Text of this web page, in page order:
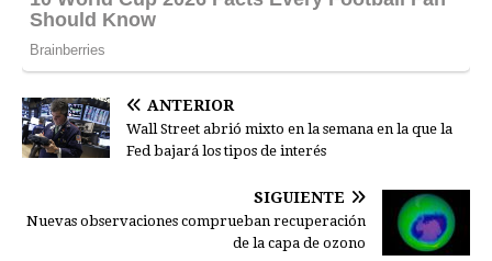
ANTERIOR
Wall Street abrió mixto en la semana en la que la
Fed bajará los tipos de interés
SIGUIENTE
Nuevas observaciones comprueban recuperación
de la capa de ozono